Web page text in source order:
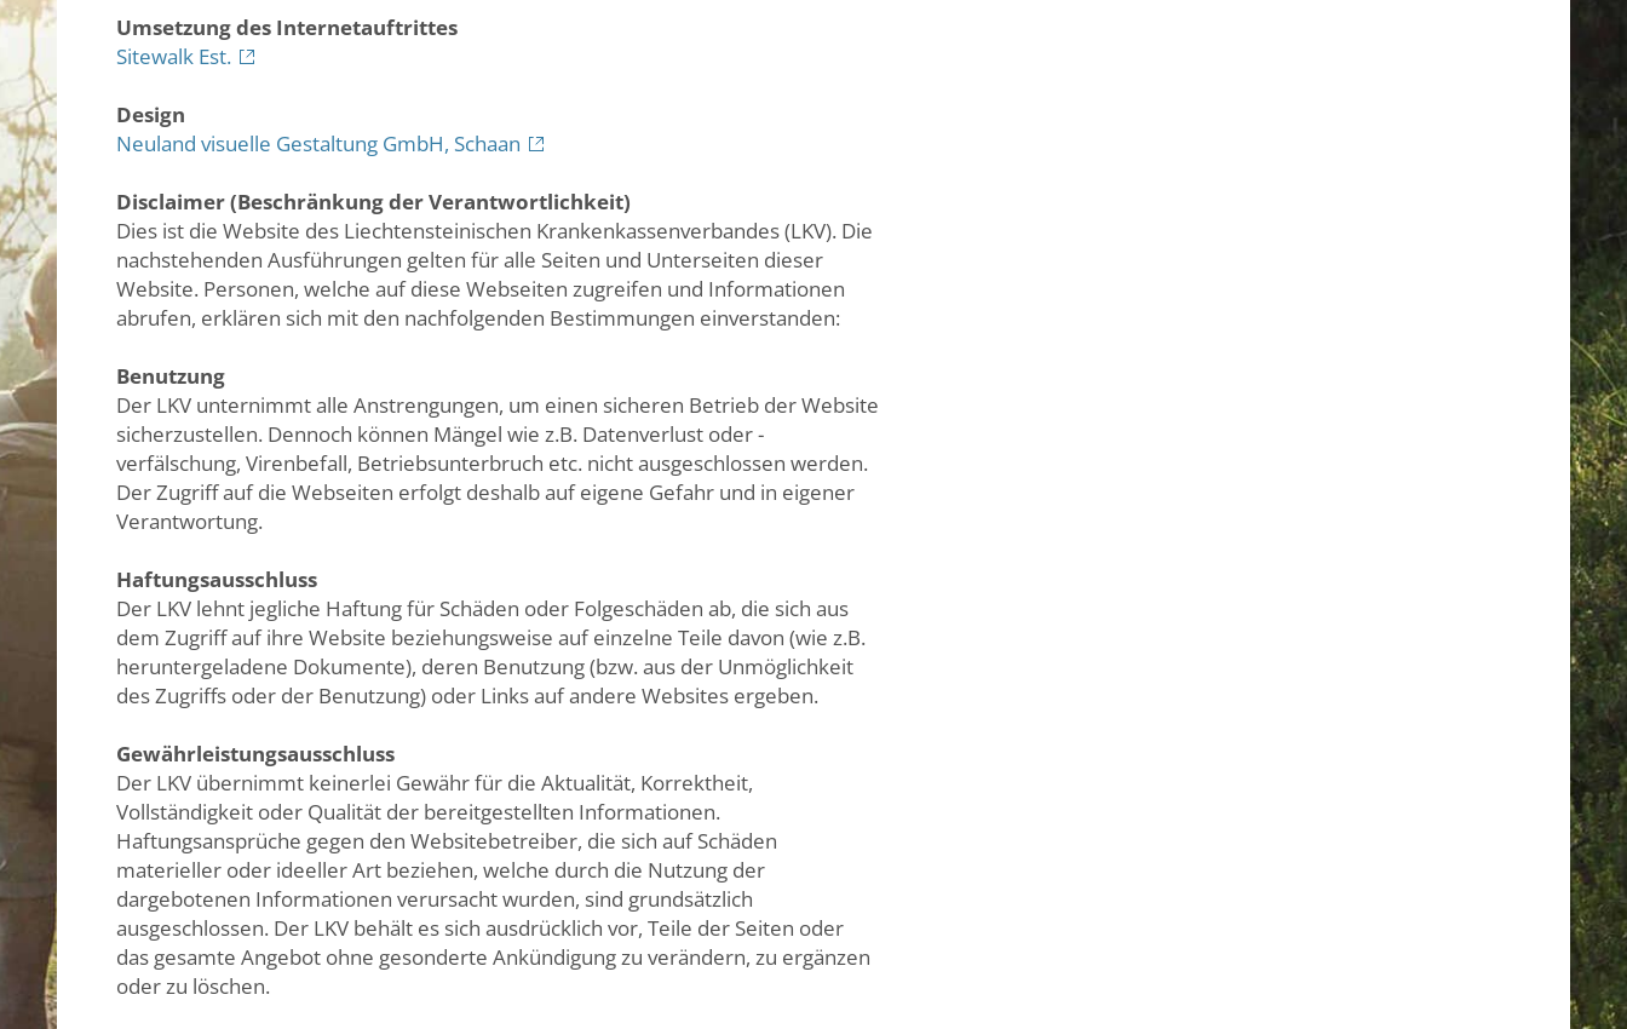
Umsetzung des Internetauftrittes
Sitewalk Est.
Design
Neuland visuelle Gestaltung GmbH, Schaan
Disclaimer (Beschränkung der Verantwortlichkeit)
Dies ist die Website des Liechtensteinischen Krankenkassenverbandes (LKV). Die
nachstehenden Ausführungen gelten für alle Seiten und Unterseiten dieser
Website. Personen, welche auf diese Webseiten zugreifen und Informationen
abrufen, erklären sich mit den nachfolgenden Bestimmungen einverstanden:
Benutzung
Der LKV unternimmt alle Anstrengungen, um einen sicheren Betrieb der Website
sicherzustellen. Dennoch können Mängel wie z.B. Datenverlust oder -
verfälschung, Virenbefall, Betriebsunterbruch etc. nicht ausgeschlossen werden.
Der Zugriff auf die Webseiten erfolgt deshalb auf eigene Gefahr und in eigener
Verantwortung.
Haftungsausschluss
Der LKV lehnt jegliche Haftung für Schäden oder Folgeschäden ab, die sich aus
dem Zugriff auf ihre Website beziehungsweise auf einzelne Teile davon (wie z.B.
heruntergeladene Dokumente), deren Benutzung (bzw. aus der Unmöglichkeit
des Zugriffs oder der Benutzung) oder Links auf andere Websites ergeben.
Gewährleistungsausschluss
Der LKV übernimmt keinerlei Gewähr für die Aktualität, Korrektheit,
Vollständigkeit oder Qualität der bereitgestellten Informationen.
Haftungsansprüche gegen den Websitebetreiber, die sich auf Schäden
materieller oder ideeller Art beziehen, welche durch die Nutzung der
dargebotenen Informationen verursacht wurden, sind grundsätzlich
ausgeschlossen. Der LKV behält es sich ausdrücklich vor, Teile der Seiten oder
das gesamte Angebot ohne gesonderte Ankündigung zu verändern, zu ergänzen
oder zu löschen.